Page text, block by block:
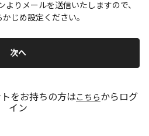
よりメールを送信いたしますので、
じめ設定ください。
次へ
をお持ちの方はこちらからログ
イン